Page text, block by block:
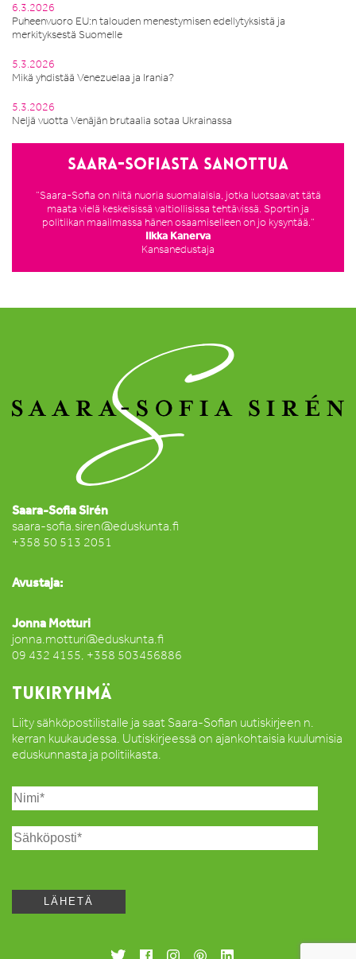
6.3.2026
Puheenvuoro EU:n talouden menestymisen edellytyksistä ja
merkityksestä Suomelle
5.3.2026
Mikä yhdistää Venezuelaa ja Irania?
5.3.2026
Neljä vuotta Venäjän brutaalia sotaa Ukrainassa
Saara-Sofiasta sanottua
”Saara-Sofia on niitä nuoria suomalaisia, jotka luotsaavat tätä
maata vielä keskeisissä valtiollisissa tehtävissä. Sportin ja
politiikan maailmassa hänen osaamiselleen on jo kysyntää.”
Ilkka Kanerva
Kansanedustaja
Saara-Sofia Sirén
saara-sofia.siren@eduskunta.fi
+358 50 513 2051
Avustaja:
Jonna Motturi
jonna.motturi@eduskunta.fi
09 432 4155, +358 503456886
TUKIRYHMÄ
Liity sähköpostilistalle ja saat Saara-Sofian uutiskirjeen n.
kerran kuukaudessa. Uutiskirjeessä on ajankohtaisia kuulumisia
eduskunnasta ja politiikasta.